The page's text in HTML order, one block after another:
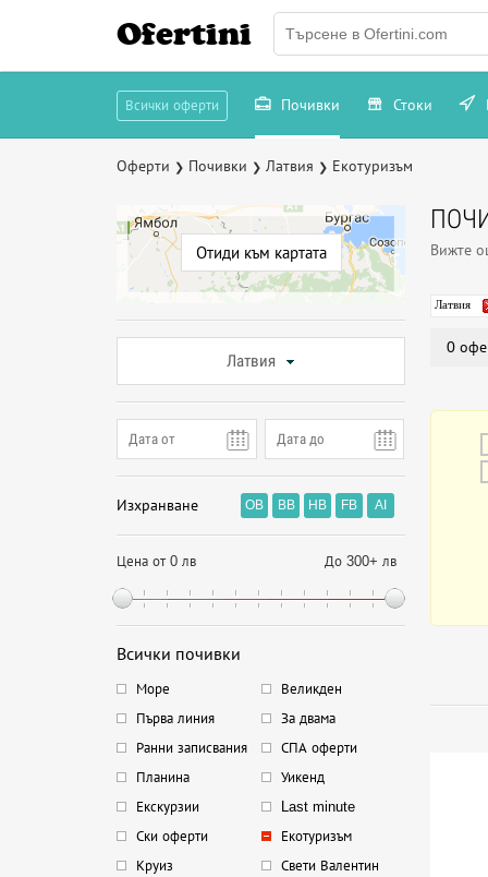
Ofertini
Всички оферти Почивки Стоки
Оферти ❯ Почивки ❯ Латвия ❯ Екотуризъм
Отиди към картата
Латвия
Изхранване OB BB HB FB AI
Цена от 0 лв До 300+ лв
Всички почивки
Море
Великден
Първа линия
За двама
Ранни записвания
СПА оферти
Планина
Уикенд
Екскурзии
Last minute
Ски оферти
Екотуризъм
Круиз
Свети Валентин
Вижте
Латвия
0